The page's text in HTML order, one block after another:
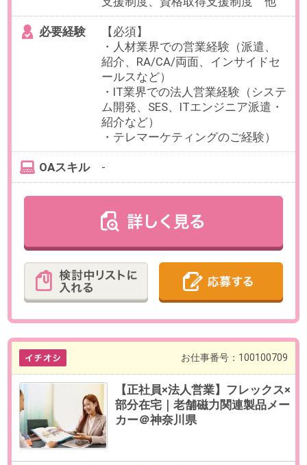
お仕事番号：100100869
【正社員×18時台退社＆年収330
万～】未経験OK経理＠教育ICT企
最寄り駅 宝町(東京都)駅 徒歩1分 / 京橋
(東京都)駅 徒歩4分 / 八丁堀
(東京都)駅 徒歩7分
勤務時間 10:00～18:15（実働7時間15分／休
残業
日数 週5日（月～金）
※基本的には出社での勤務となりま
す。
勤務期間 即日～無期
※数ヶ月先のご入社もご相談可能で
す。
※試用期間3ヶ月